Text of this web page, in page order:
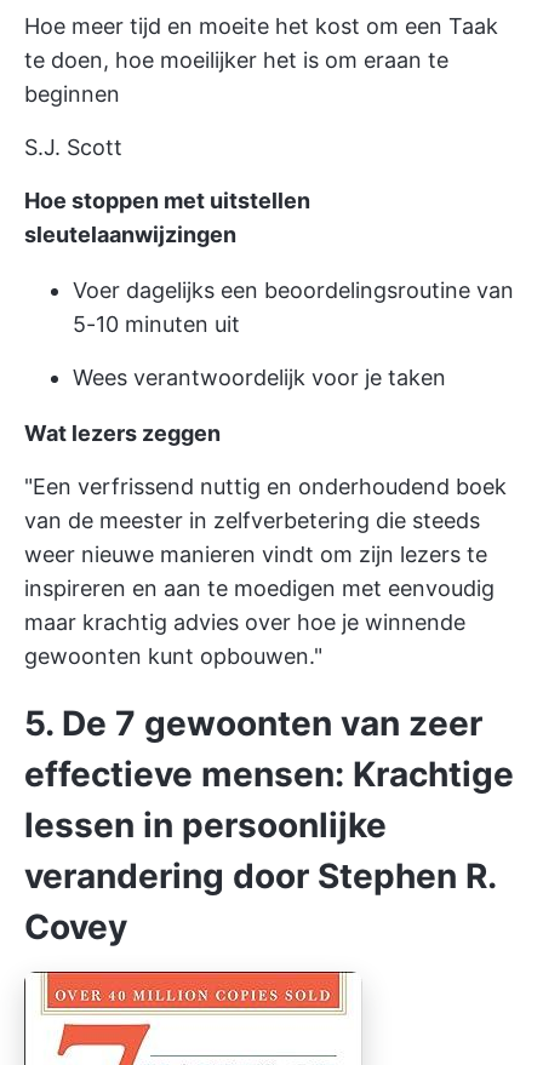
Hoe meer tijd en moeite het kost om een Taak
te doen, hoe moeilijker het is om eraan te
beginnen
S.J. Scott
Hoe stoppen met uitstellen
sleutelaanwijzingen
Voer dagelijks een beoordelingsroutine van
5-10 minuten uit
Wees verantwoordelijk voor je taken
Wat lezers zeggen
"Een verfrissend nuttig en onderhoudend boek
van de meester in zelfverbetering die steeds
weer nieuwe manieren vindt om zijn lezers te
inspireren en aan te moedigen met eenvoudig
maar krachtig advies over hoe je winnende
gewoonten kunt opbouwen."
5. De 7 gewoonten van zeer
effectieve mensen: Krachtige
lessen in persoonlijke
verandering door Stephen R.
Covey